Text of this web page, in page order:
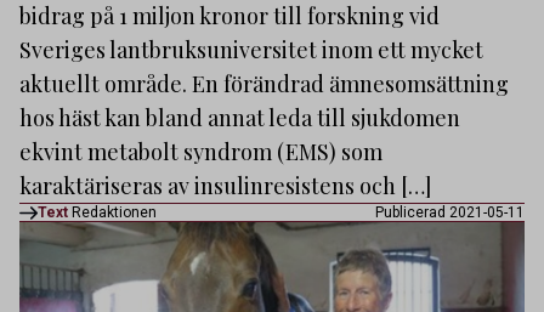
bidrag på 1 miljon kronor till forskning vid
Sveriges lantbruksuniversitet inom ett mycket
aktuellt område. En förändrad ämnesomsättning
hos häst kan bland annat leda till sjukdomen
ekvint metabolt syndrom (EMS) som
karaktäriseras av insulinresistens och […]
Text Redaktionen Publicerad 2021-05-11